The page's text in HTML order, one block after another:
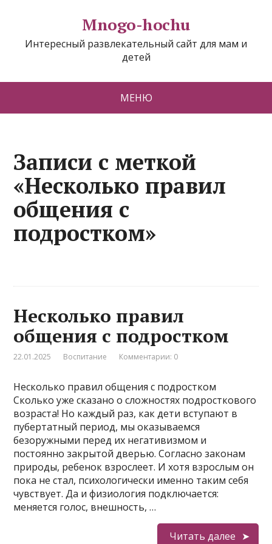
Mnogo-hochu
Интересный развлекательный сайт для мам и
детей
МЕНЮ
Записи с меткой
«Несколько правил
общения с
подростком»
Несколько правил
общения с подростком
22.01.2025 Воспитание Комментарии: 0
Несколько правил общения с подростком
Сколько уже сказано о сложностях подросткового
возраста! Но каждый раз, как дети вступают в
пубертатный период, мы оказываемся
безоружными перед их негативизмом и
постоянно закрытой дверью. Согласно законам
природы, ребенок взрослеет. И хотя взрослым он
пока не стал, психологически именно таким себя
чувствует. Да и физиология подключается:
меняется голос, внешность, …
Читать далее